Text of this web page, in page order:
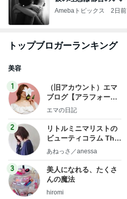
Amebaトピックス 2日前
トップブロガーランキング
美容
1
（旧アカウント）エマ
ブログ【アラフォー会
社売却セカンドライ
エマの日記
2
リトルミニマリストの
ビューティコラム The
little minimalist's bea
あねっさ／anessa
3
美人になれる、たくさ
んの魔法
hiromi